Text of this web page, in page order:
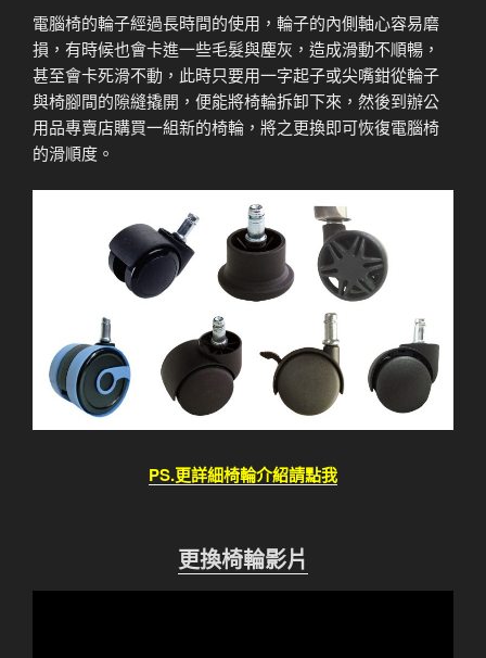
電腦椅的輪子經過長時間的使用，輪子的內側軸心容易磨
損，有時候也會卡進一些毛髮與塵灰，造成滑動不順暢，
甚至會卡死滑不動，此時只要用一字起子或尖嘴鉗從輪子
與椅腳間的隙縫撬開，便能將椅輪拆卸下來，然後到辦公
用品專賣店購買一組新的椅輪，將之更換即可恢復電腦椅
的滑順度。
PS.更詳細椅輪介紹請點我
更換椅輪影片